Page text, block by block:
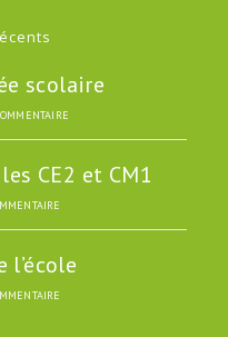
scolaire
CE2 et CM1
l’école